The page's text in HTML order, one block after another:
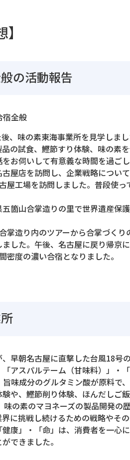
の活動報告
全般
、味の素東海事業所を見学しま
の試食、鰹節すり体験、味の素
お伺いして有意義な時間を過ごし
屋店を訪問し、企業戦略について
工場を訪問しました。普段使
箇山合掌造りの里で世界遺産保
掌造り内のツアーから合掌づく
した。午後、名古屋に戻り帰京に
度の濃い合宿となりました。
早朝名古屋に直撃した台風18号
アスパルテーム（甘味料）」・
味成分のグルタミン酸が原料で
や、鰹節削り体験、ほんだしご
の素のマヨネーズの製品開発
に挑戦し続けるための戦略やそ
康」・「命」は、消費者を一心
できました。